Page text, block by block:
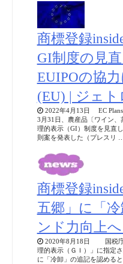
商標登録
GI制度の見直
EUIPOの協
(EU) | ジェト
2022年4月13日 EC Plans
3月31日、農産品〔ワイン
理的表示（GI）制度を見直
則案を発表した（プレスリ …
商標登録
五郷」に「
ンド力向上
2020年8月18日 国税庁
理的表示（ＧＩ）」に指定
に「冷卸」の追記を認める